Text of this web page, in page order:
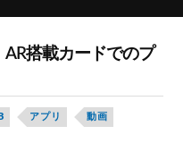
搭載カードでのプ
アプリ 動画